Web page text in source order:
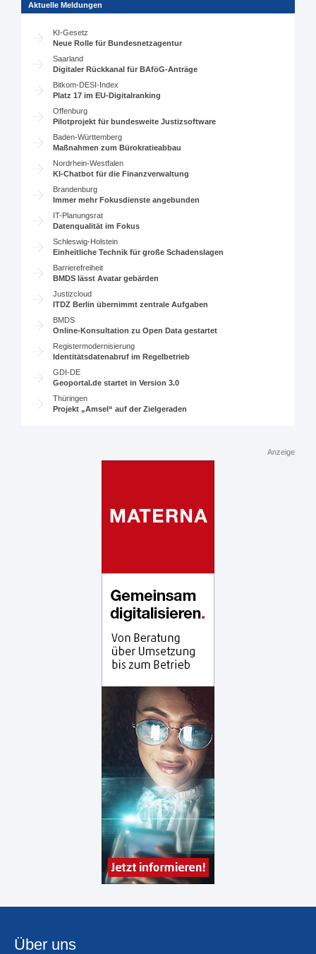
Aktuelle Meldungen
KI-Gesetz
Neue Rolle für Bundesnetzagentur
Saarland
Digitaler Rückkanal für BAföG-Anträge
Bitkom-DESI-Index
Platz 17 im EU-Digitalranking
Offenburg
Pilotprojekt für bundesweite Justizsoftware
Baden-Württemberg
Maßnahmen zum Bürokratieabbau
Nordrhein-Westfalen
KI-Chatbot für die Finanzverwaltung
Brandenburg
Immer mehr Fokusdienste angebunden
IT-Planungsrat
Datenqualität im Fokus
Schleswig-Holstein
Einheitliche Technik für große Schadenslagen
Barrierefreiheit
BMDS lässt Avatar gebärden
Justizcloud
ITDZ Berlin übernimmt zentrale Aufgaben
BMDS
Online-Konsultation zu Open Data gestartet
Registermodernisierung
Identitätsdatenabruf im Regelbetrieb
GDI-DE
Geoportal.de startet in Version 3.0
Thüringen
Projekt „Amsel“ auf der Zielgeraden
Anzeige
Über uns